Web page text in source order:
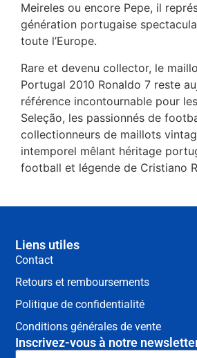
Meireles ou encore Pepe, il
génération portugaise
toute l’Europe.
Rare et devenu collector, le
Portugal 2010 Ronaldo 7 reste
référence incontournable pour
Seleção, les passionnés de
collectionneurs de maillots
intemporel mêlant héritage
football et légende de Cristiano
Liens utiles
Contact
Retours et remboursements
Politique de confidentialité
Conditions générales de vente
Inscrivez-vous à notre